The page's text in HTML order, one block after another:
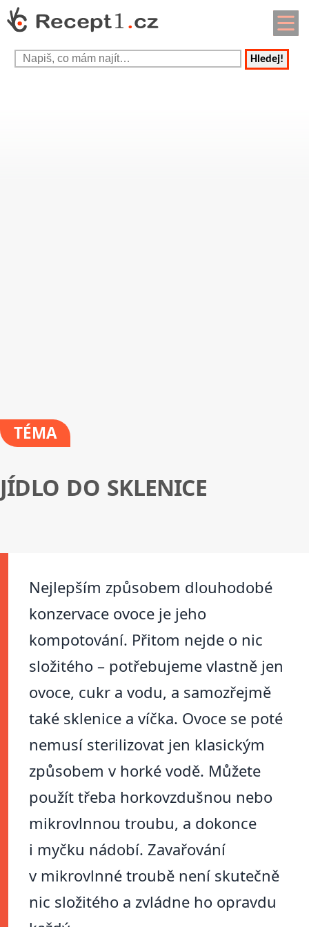
Hledej!
TÉMA
JÍDLO DO SKLENICE
Nejlepším způsobem dlouhodobé
konzervace ovoce je jeho
kompotování. Přitom nejde o nic
složitého – potřebujeme vlastně jen
ovoce, cukr a vodu, a samozřejmě
také sklenice a víčka. Ovoce se poté
nemusí sterilizovat jen klasickým
způsobem v horké vodě. Můžete
použít třeba horkovzdušnou nebo
mikrovlnnou troubu, a dokonce
i myčku nádobí. Zavařování
v mikrovlnné troubě není skutečně
nic složitého a zvládne ho opravdu